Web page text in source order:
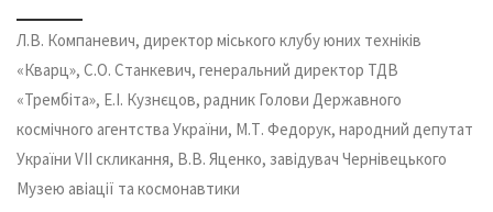
Л.В. Компаневич, директор міського клубу юних техніків
«Кварц», С.О. Станкевич, генеральний директор ТДВ
«Трембіта», Е.І. Кузнєцов, радник Голови Державного
космічного агентства України, М.Т. Федорук, народний депутат
України VII скликання, В.В. Яценко, завідувач Чернівецького
Музею авіації та космонавтики